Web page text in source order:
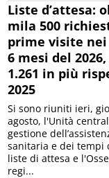
Liste d’attesa:
mila 500
prime visite
6 mesi del
1.261 in più
2025
Si sono riuniti ieri,
agosto, l'Unità
gestione
sanitaria e dei tempi
liste di attesa e
regi...